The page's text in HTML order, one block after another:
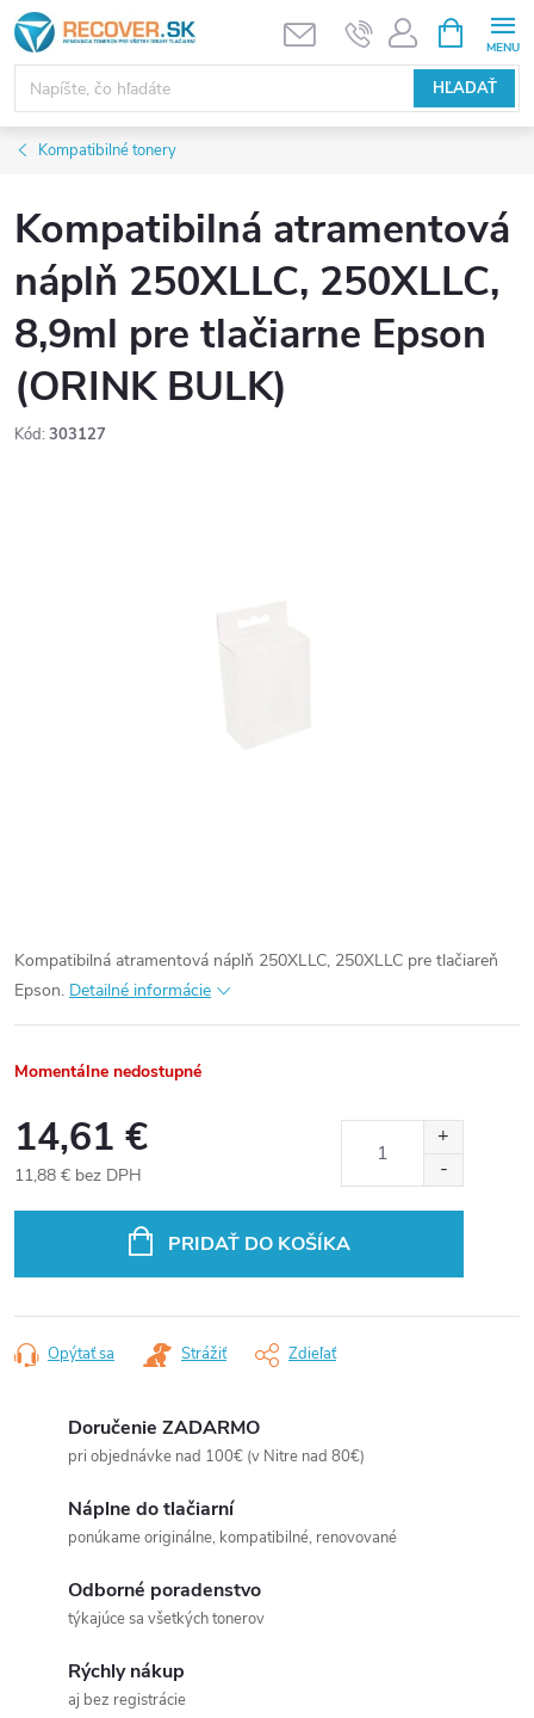
Prejsť
na
obsah
HĽADAŤ
KOŠÍK
Kompatibilné tonery
Kompatibilná atramentová
náplň 250XLLC, 250XLLC,
8,9ml pre tlačiarne Epson
(ORINK BULK)
Kód: 303127
Kompatibilná atramentová náplň 250XLLC, 250XLLC pre tlačiareň
Epson. Detailné informácie
Momentálne nedostupné
14,61 €
11,88 € bez DPH
PRIDAŤ DO KOŠÍKA
Opýtať sa Strážiť Zdieľať
Doručenie ZADARMO
pri objednávke nad 100€ (v Nitre nad 80€)
Náplne do tlačiarní
ponúkame originálne, kompatibilné, renovované
Odborné poradenstvo
týkajúce sa všetkých tonerov
Rýchly nákup
aj bez registrácie